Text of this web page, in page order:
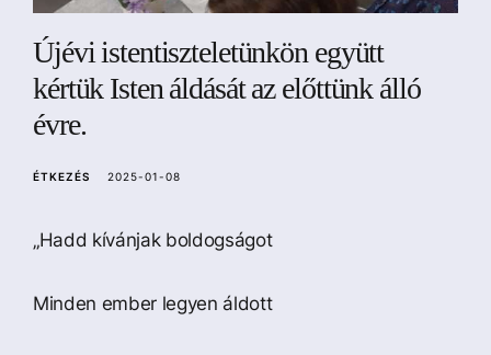
a
Újévi istentiszteletünkön együtt
kértük Isten áldását az előttünk álló
évre.
ÉTKEZÉS 2025-01-08
„Hadd kívánjak boldogságot
Minden ember legyen áldott